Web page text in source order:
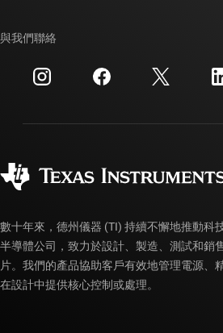
投資人關系
製造
交互參考搜索
客戶支援中心
myTI 帳戶常見問題解答
訂購 FAQ
與我們聯絡
數十年來，德州儀器 (TI) 持續不懈地推動科
半導體公司，致力於設計、製造、測試和銷
片。我們的產品協助客戶有效地管理電源、
在設計中提供核心控制或處理。